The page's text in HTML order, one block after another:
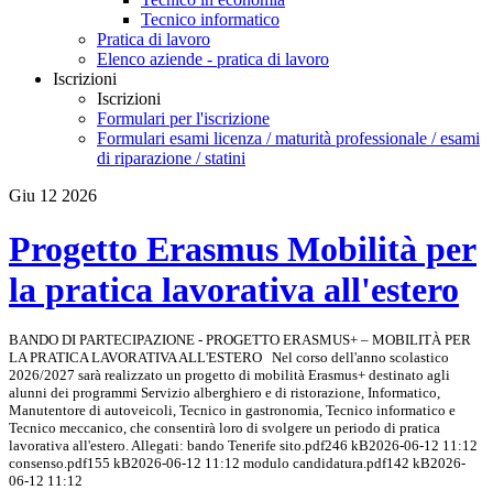
Tecnico informatico
Pratica di lavoro
Elenco aziende - pratica di lavoro
Iscrizioni
Iscrizioni
Formulari per l'iscrizione
Formulari esami licenza / maturità professionale / esami
di riparazione / statini
Giu 12 2026
Progetto Erasmus Mobilità per
la pratica lavorativa all'estero
BANDO DI PARTECIPAZIONE - PROGETTO ERASMUS+ – MOBILITÀ PER
LA PRATICA LAVORATIVA ALL'ESTERO Nel corso dell'anno scolastico
2026/2027 sarà realizzato un progetto di mobilità Erasmus+ destinato agli
alunni dei programmi Servizio alberghiero e di ristorazione, Informatico,
Manutentore di autoveicoli, Tecnico in gastronomia, Tecnico informatico e
Tecnico meccanico, che consentirà loro di svolgere un periodo di pratica
lavorativa all'estero. Allegati: bando Tenerife sito.pdf246 kB2026-06-12 11:12
consenso.pdf155 kB2026-06-12 11:12 modulo candidatura.pdf142 kB2026-
06-12 11:12